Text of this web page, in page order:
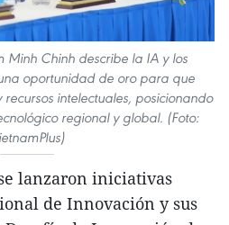
Minh Chinh describe la IA y los
oportunidad de oro para que
intelectuales, posicionando
regional y global. (Foto:
lanzaron iniciativas
de Innovación y sus